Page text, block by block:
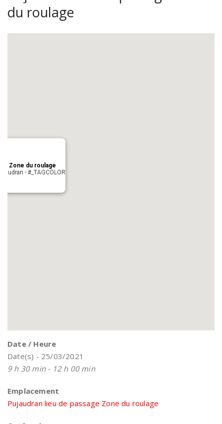
du roulage
Zone du roulage
- #_TAGCOLOR
Date / Heure
Date(s) - 25/03/2021
9 h 30 min - 12 h 00 min
Emplacement
Pujaudran lieu de passage Zone du roulage